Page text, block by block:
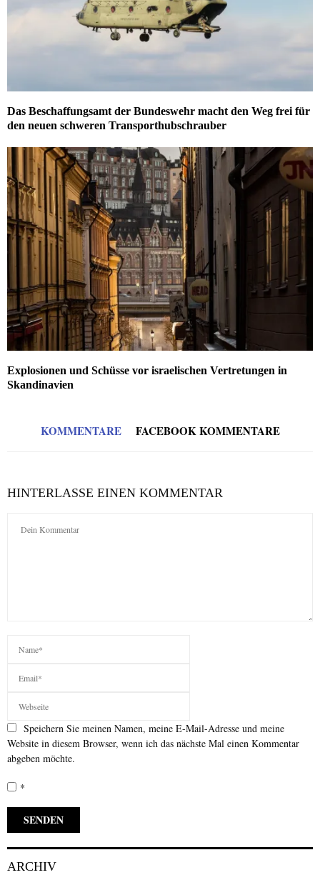
Das Beschaffungsamt der Bundeswehr macht den Weg frei für
den neuen schweren Transporthubschrauber
Explosionen und Schüsse vor israelischen Vertretungen in
Skandinavien
KOMMENTARE FACEBOOK KOMMENTARE
HINTERLASSE EINEN KOMMENTAR
Speichern Sie meinen Namen, meine E-Mail-Adresse und meine
Website in diesem Browser, wenn ich das nächste Mal einen Kommentar
abgeben möchte.
*
ARCHIV